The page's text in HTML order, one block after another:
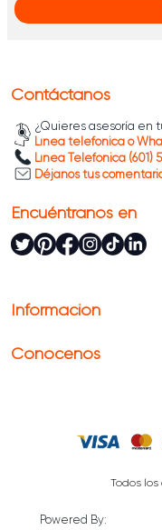
Información
Conócenos
Contáctanos
¿Quieres asesoría en
Línea telefónica o
Línea Telefónica (601)
Déjanos tus
Encuéntranos en
Todos
Powered By: